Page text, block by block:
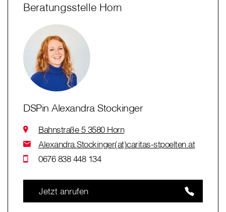
Beratungsstelle Horn
DSPin Alexandra Stockinger
Bahnstraße 5 3580 Horn
Alexandra.Stockinger(at)caritas-stpoelten.at
0676 838 448 134
Jetzt anrufen